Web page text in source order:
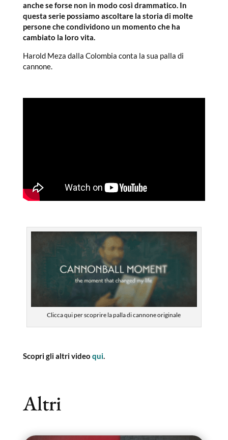
anche se forse non in modo così drammatico. In
questa serie possiamo ascoltare la storia di molte
persone che condividono un momento che ha
cambiato la loro vita.
Harold Meza dalla Colombia conta la sua palla di
cannone.
Clicca qui per scoprire la palla di cannone originale
Scopri gli altri video qui.
Altri